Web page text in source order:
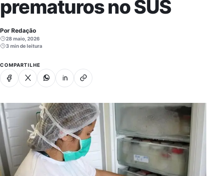
prematuros no SUS
Por Redação
28 maio, 2026
3 min de leitura
COMPARTILHE
Facebook
X WhatsappLinkedinCopiar link